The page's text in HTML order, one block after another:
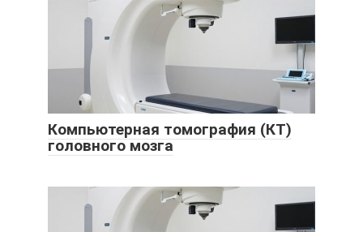
Компьютерная томография (КТ)
головного мозга